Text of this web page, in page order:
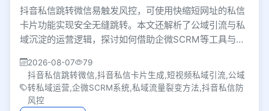
抖音私信跳转微信易触发风控，可使用快缩短网址的私信
卡片功能实现安全无缝跳转。本文还解析了公域引流与私
域沉淀的运营逻辑，探讨如何借助企微SCRM等工具与裂
2026-08-07
79
抖音私信跳转微信,抖音私信卡片生成,短视频私域引流,公域
转私域运营,企微SCRM系统,私域流量裂变方法,抖音私信防
风控